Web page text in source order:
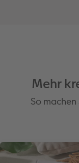
Mehr
So